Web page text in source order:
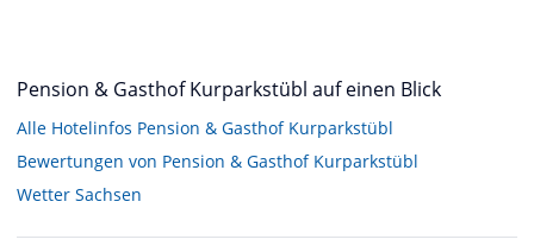
Pension & Gasthof Kurparkstübl auf einen Blick
Alle Hotelinfos Pension & Gasthof Kurparkstübl
Bewertungen von Pension & Gasthof Kurparkstübl
Wetter Sachsen